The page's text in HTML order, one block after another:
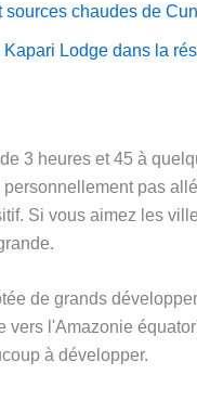
sources chaudes de
Lodge dans la
3 heures et 45 à
pas
Si vous aimez les
de grands
vers l'Amazonie
à développer.